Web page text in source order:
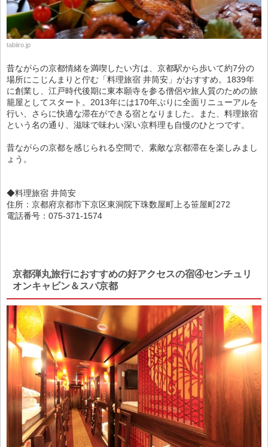
tabiiro.jp
昔ながらの京都情緒を満喫したい方は、京都駅から歩いて約7分の
場所にこじんまりと佇む「料理旅宿 井筒安」がおすすめ。1839年
に創業し、江戸時代後期に東本願寺を参る僧侶や旅人質のための旅
籠屋としてスタート。2013年には170年ぶりに全面リニューアルを
行い、さらに快適な滞在ができる宿となりました。また、料理旅宿
という名の通り、滋味で味わい深い京料理も自慢のひとつです。
昔ながらの京都を感じられる空間で、素敵な京都滞在を楽しみまし
ょう。
◆料理旅宿 井筒安
住所：京都府京都市下京区東洞院下珠数屋町上る笹屋町272
電話番号：075-371-1574
京都弾丸旅行におすすめの好アクセスの宿④センチュリ
オンキャビン＆スパ京都